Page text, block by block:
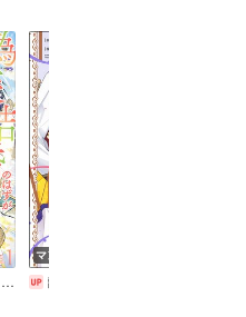
マンガ｜巻
離婚予定の契約婚なのに、冷酷公爵様に執着されています